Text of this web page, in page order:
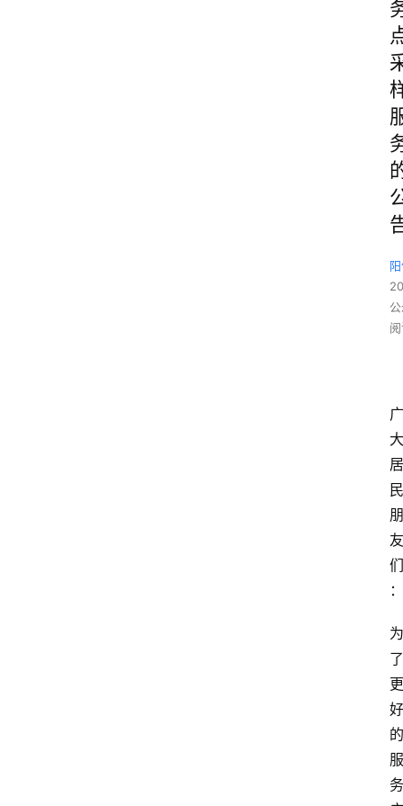
广
大
居
民
朋
友
们
：
为
了
更
好
的
服
务